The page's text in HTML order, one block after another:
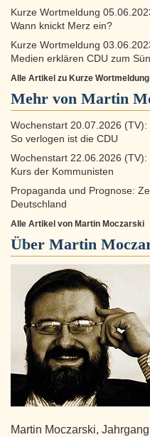
Kurze Wortmeldung
Wann knickt Merz ein?
Kurze Wortmeldung
Medien erklären CDU zum
Alle Artikel zu Kurze Wortmeldung
Mehr von Martin
Wochenstart 20.07.2026
So verlogen ist die CDU
Wochenstart 22.06.2026
Kurs der Kommunisten
Propaganda und Prognose:
Deutschland
Alle Artikel von Martin Moczarski
Über Martin
Martin Moczarski,